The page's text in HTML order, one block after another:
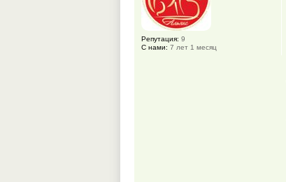
Репутация: 9
С нами: 7 лет 1 месяц